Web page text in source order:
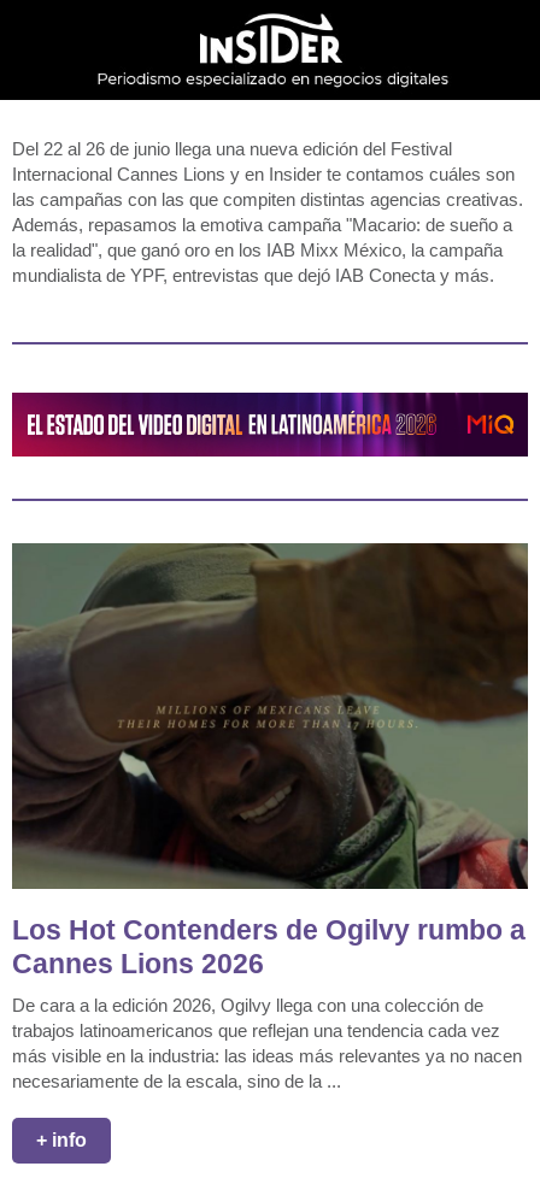
Del 22 al 26 de junio llega una nueva edición del Festival
Internacional Cannes Lions y en Insider te contamos cuáles son
las campañas con las que compiten distintas agencias creativas.
Además, repasamos la emotiva campaña "Macario: de sueño a
la realidad", que ganó oro en los IAB Mixx México, la campaña
mundialista de YPF, entrevistas que dejó IAB Conecta y más.
Los Hot Contenders de Ogilvy rumbo a
Cannes Lions 2026
De cara a la edición 2026, Ogilvy llega con una colección de
trabajos latinoamericanos que reflejan una tendencia cada vez
más visible en la industria: las ideas más relevantes ya no nacen
necesariamente de la escala, sino de la ...
+ info